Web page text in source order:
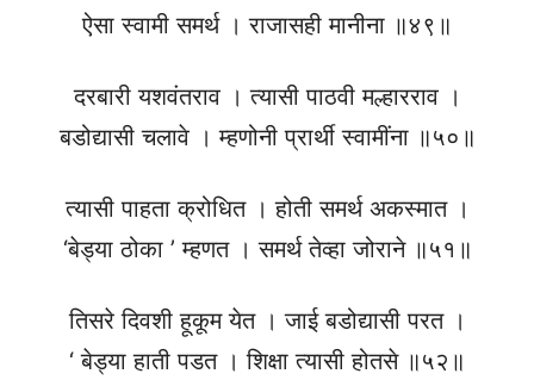
ऐसा स्वामी समर्थ । राजासही मानीना ॥४९॥
दरबारी यशवंतराव । त्यासी पाठवी मल्हारराव ।
बडोद्यासी चलावे । म्हणोनी प्रार्थी स्वामींना ॥५०॥
त्यासी पाहता क्रोधित । होती समर्थ अकस्मात ।
‘बेड्या ठोका ’ म्हणत । समर्थ तेव्हा जोराने ॥५१॥
तिसरे दिवशी हूकूम येत । जाई बडोद्यासी परत ।
‘ बेड्या हाती पडत । शिक्षा त्यासी होतसे ॥५२॥